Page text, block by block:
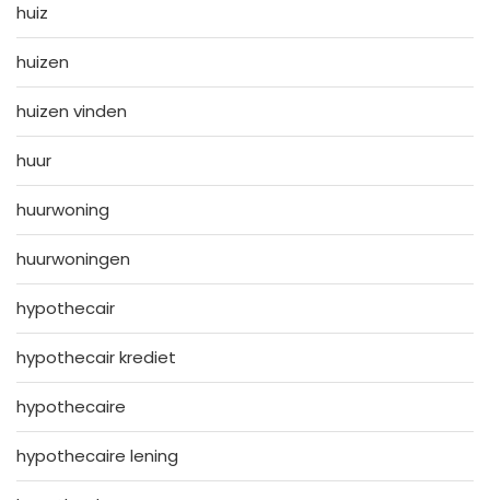
huiz
huizen
huizen vinden
huur
huurwoning
huurwoningen
hypothecair
hypothecair krediet
hypothecaire
hypothecaire lening